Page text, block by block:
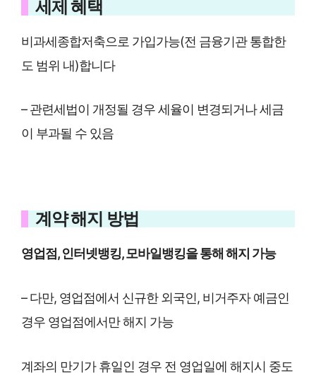
세제 혜택
비과세종합저축으로 가입가능(전 금융기관 통합한
도 범위 내)합니다
– 관련세법이 개정될 경우 세율이 변경되거나 세금
이 부과될 수 있음
계약 해지 방법
영업점, 인터넷뱅킹, 모바일뱅킹을 통해 해지 가능
– 다만, 영업점에서 신규한 외국인, 비거주자 예금인
경우 영업점에서만 해지 가능
계좌의 만기가 휴일인 경우 전 영업일에 해지시 중도